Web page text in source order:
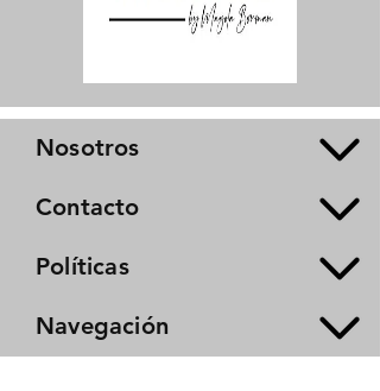
Nosotros
Contacto
Políticas
Navegación